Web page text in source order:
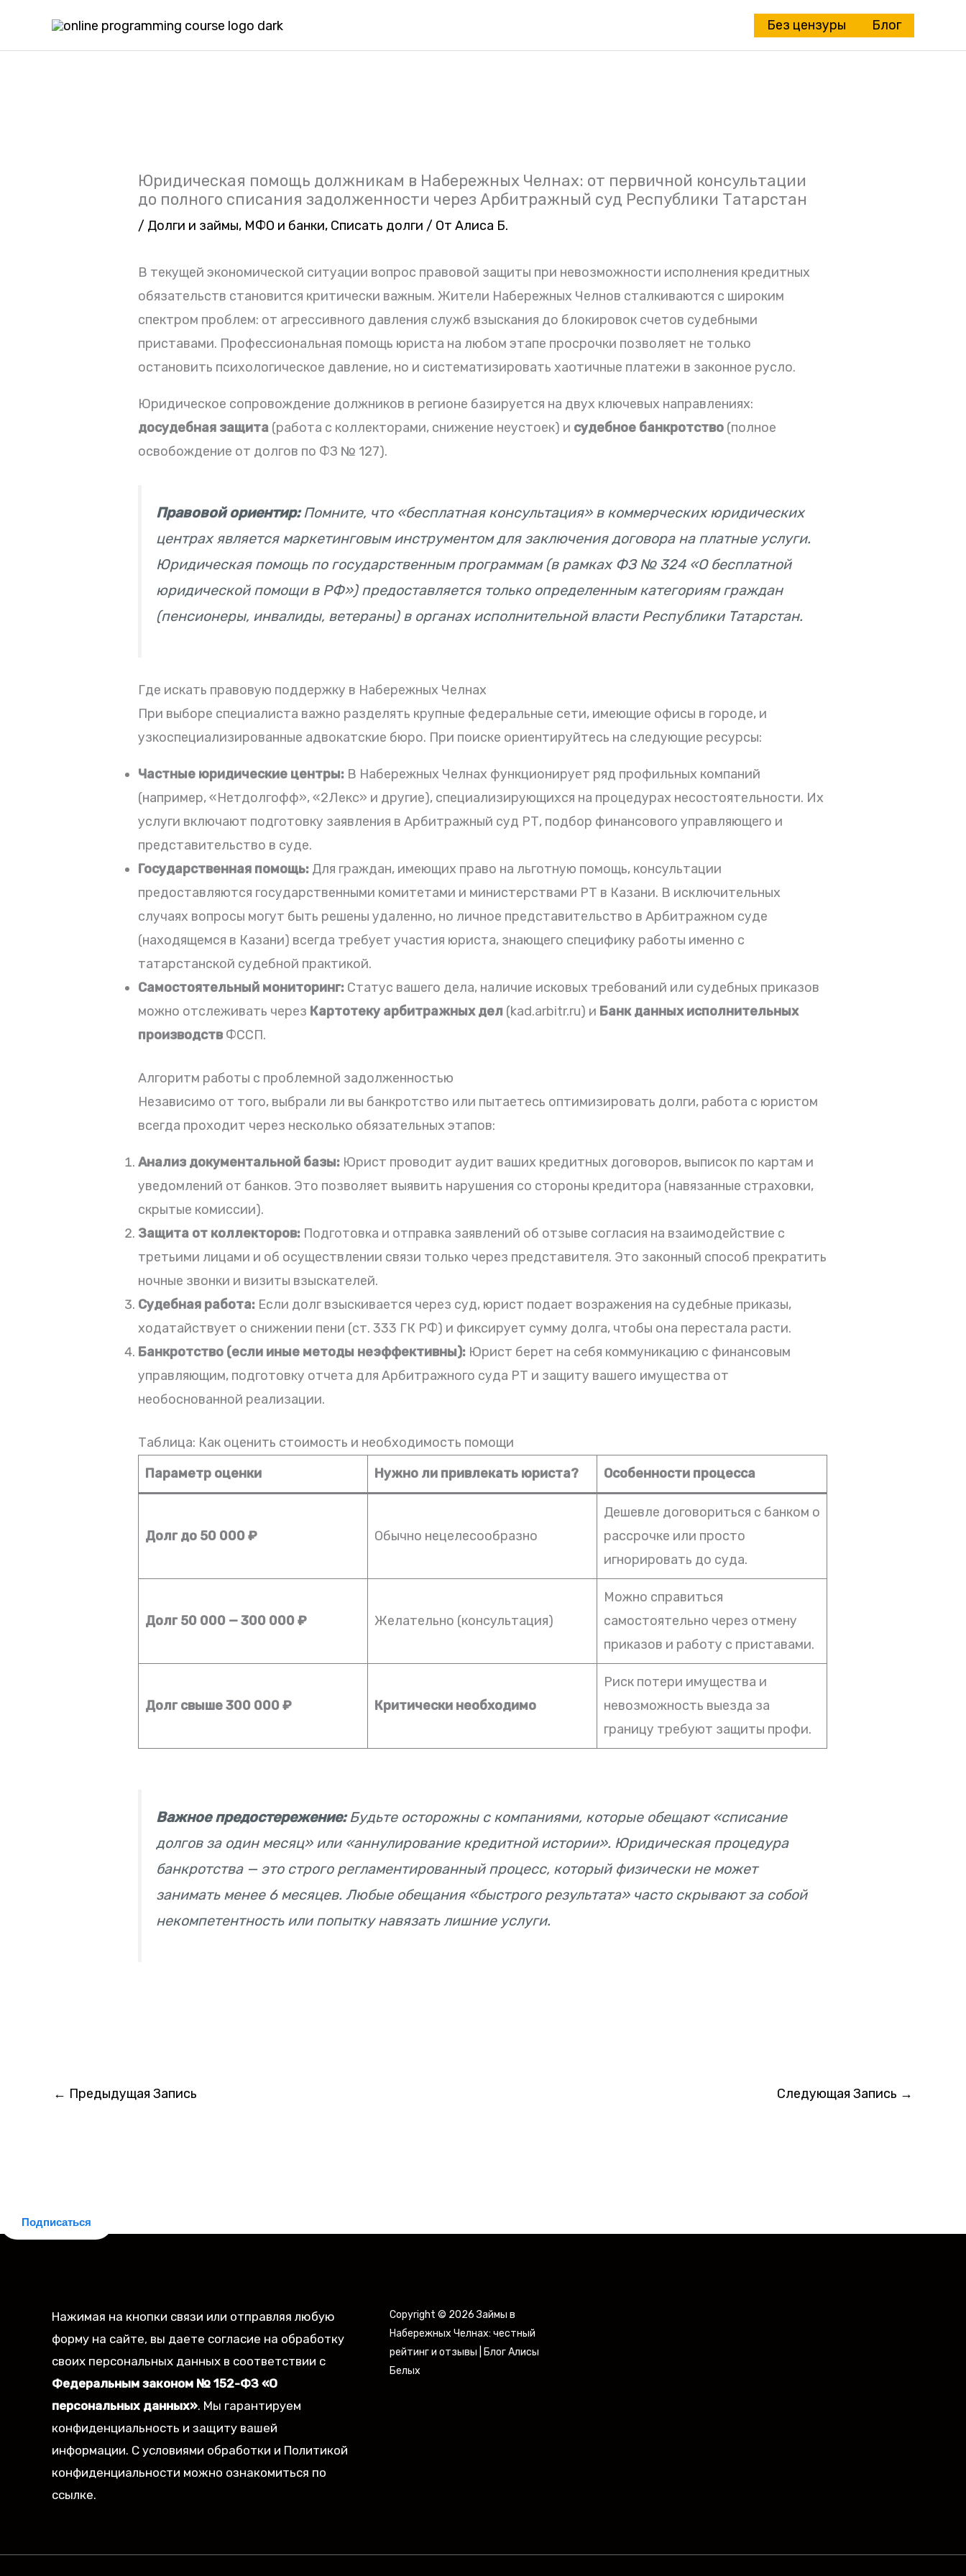
Без цензуры Блог
Юридическая помощь должникам в Набережных Челнах: от первичной консультации
до полного списания задолженности через Арбитражный суд Республики Татарстан
/ Долги и займы, МФО и банки, Списать долги / ОтАлиса Б.
В текущей экономической ситуации вопрос правовой защиты при невозможности исполнения кредитных
обязательств становится критически важным. Жители Набережных Челнов сталкиваются с широким
спектром проблем: от агрессивного давления служб взыскания до блокировок счетов судебными
приставами. Профессиональная помощь юриста на любом этапе просрочки позволяет не только
остановить психологическое давление, но и систематизировать хаотичные платежи в законное русло.
Юридическое сопровождение должников в регионе базируется на двух ключевых направлениях:
досудебная защита (работа с коллекторами, снижение неустоек) и судебное банкротство (полное
освобождение от долгов по ФЗ № 127).
Правовой ориентир:Помните, что «бесплатная консультация» в коммерческих юридических
центрах является маркетинговым инструментом для заключения договора на платные услуги.
Юридическая помощь по государственным программам (в рамках ФЗ № 324 «О бесплатной
юридической помощи в РФ») предоставляется только определенным категориям граждан
(пенсионеры, инвалиды, ветераны) в органах исполнительной власти Республики Татарстан.
Где искать правовую поддержку в Набережных Челнах
При выборе специалиста важно разделять крупные федеральные сети, имеющие офисы в городе, и
узкоспециализированные адвокатские бюро. При поиске ориентируйтесь на следующие ресурсы:
Частные юридические центры: В Набережных Челнах функционирует ряд профильных компаний
(например, «Нетдолгофф», «2Лекс» и другие), специализирующихся на процедурах несостоятельности. Их
услуги включают подготовку заявления в Арбитражный суд РТ, подбор финансового управляющего и
представительство в суде.
Государственная помощь: Для граждан, имеющих право на льготную помощь, консультации
предоставляются государственными комитетами и министерствами РТ в Казани. В исключительных
случаях вопросы могут быть решены удаленно, но личное представительство в Арбитражном суде
(находящемся в Казани) всегда требует участия юриста, знающего специфику работы именно с
татарстанской судебной практикой.
Самостоятельный мониторинг: Статус вашего дела, наличие исковых требований или судебных приказов
можно отслеживать через Картотеку арбитражных дел (kad.arbitr.ru) и Банк данных исполнительных
производств ФССП.
Алгоритм работы с проблемной задолженностью
Независимо от того, выбрали ли вы банкротство или пытаетесь оптимизировать долги, работа с юристом
всегда проходит через несколько обязательных этапов:
Анализ документальной базы: Юрист проводит аудит ваших кредитных договоров, выписок по картам и
уведомлений от банков. Это позволяет выявить нарушения со стороны кредитора (навязанные страховки,
скрытые комиссии).
Защита от коллекторов: Подготовка и отправка заявлений об отзыве согласия на взаимодействие с
третьими лицами и об осуществлении связи только через представителя. Это законный способ прекратить
ночные звонки и визиты взыскателей.
Судебная работа: Если долг взыскивается через суд, юрист подает возражения на судебные приказы,
ходатайствует о снижении пени (ст. 333 ГК РФ) и фиксирует сумму долга, чтобы она перестала расти.
Банкротство (если иные методы неэффективны): Юрист берет на себя коммуникацию с финансовым
управляющим, подготовку отчета для Арбитражного суда РТ и защиту вашего имущества от
необоснованной реализации.
Таблица: Как оценить стоимость и необходимость помощи
Параметр оценки
Нужно ли привлекать юриста? Особенности процесса
Долг до 50 000 ₽ Обычно нецелесообразно
Дешевле договориться с банком о
рассрочке или просто
игнорировать до суда.
Долг 50 000 — 300 000 ₽ Желательно (консультация)
Можно справиться
самостоятельно через отмену
приказов и работу с приставами.
Долг свыше 300 000 ₽ Критически необходимо
Риск потери имущества и
невозможность выезда за
границу требуют защиты профи.
Важное предостережение:Будьте осторожны с компаниями, которые обещают «списание
долгов за один месяц» или «аннулирование кредитной истории». Юридическая процедура
банкротства — это строго регламентированный процесс, который физически не может
занимать менее 6 месяцев. Любые обещания «быстрого результата» часто скрывают за собой
некомпетентность или попытку навязать лишние услуги.
← Предыдущая Запись Следующая Запись →
Подписаться
Нажимая на кнопки связи или отправляя любую
форму на сайте, вы даете согласие на обработку
своих персональных данных в соответствии с
Федеральным законом № 152-ФЗ «О
персональных данных». Мы гарантируем
конфиденциальность и защиту вашей
информации. С условиями обработки и Политикой
конфиденциальности можно ознакомиться по
ссылке.
Copyright © 2026 Займы в
Набережных Челнах: честный
рейтинг и отзывы | Блог Алисы
Белых